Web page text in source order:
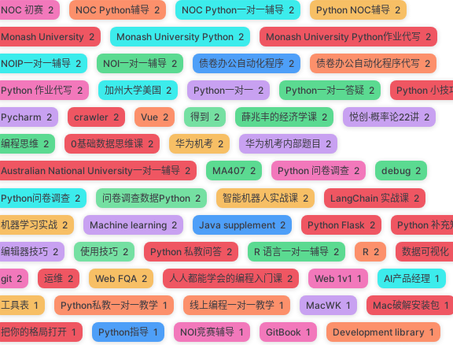
NOC 初赛 2 NOC Python辅导 2 NOC Python一对一辅导 2 Python NOC辅导 2
Monash University 2 Monash University Python 2 Monash University Python作业代写 2
NOIP一对一辅导 2 NOI一对一辅导 2 债卷办公自动化程序 2 债卷办公自动化程序代写 2
Python 作业代写 2 加州大学美国 2 Python一对一 2 Python一对一答疑 2 Python 小技
Pycharm 2 crawler 2 Vue 2 得到 2 薛兆丰的经济学课 2 悦创·概率论22讲 2
编程思维 2 0基础数据思维课 2 华为机考 2 华为机考内部题目 2
Australian National University一对一辅导 2 MA407 2 Python 问卷调查 2 debug 2
Python问卷调查 2 问卷调查数据Python 2 智能机器人实战课 2 LangChain 实战课 2
机器学习实战 2 Machine learning 2 Java supplement 2 Python Flask 2 Python 补充
编辑器技巧 2 使用技巧 2 Python 私教问答 2 R 语言一对一辅导 2 R 2 数据可视化
git 2 运维 2 Web FQA 2 人人都能学会的编程入门课 2 Web 1v1 1 AI产品经理 1
工具表 1 Python私教一对一教学 1 线上编程一对一教学 1 MacWK 1 Mac破解安装包 1
把你的格局打开 1 Python指导 1 NOI竞赛辅导 1 GitBook 1 Development library 1